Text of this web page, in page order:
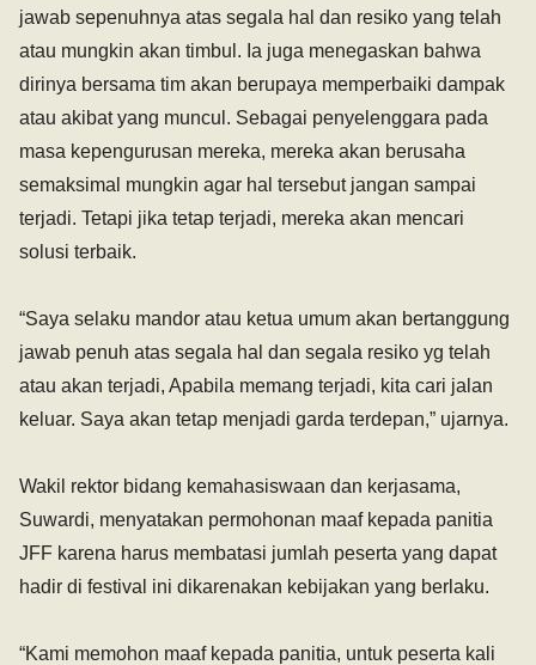
jawab sepenuhnya atas segala hal dan resiko yang telah
atau mungkin akan timbul. Ia juga menegaskan bahwa
dirinya bersama tim akan berupaya memperbaiki dampak
atau akibat yang muncul. Sebagai penyelenggara pada
masa kepengurusan mereka, mereka akan berusaha
semaksimal mungkin agar hal tersebut jangan sampai
terjadi. Tetapi jika tetap terjadi, mereka akan mencari
solusi terbaik.
‎“Saya selaku mandor atau ketua umum akan bertanggung
jawab penuh atas segala hal dan segala resiko yg telah
atau akan terjadi, Apabila memang terjadi, kita cari jalan
keluar. Saya akan tetap menjadi garda terdepan,” ujarnya.
‎Wakil rektor bidang kemahasiswaan dan kerjasama,
Suwardi, menyatakan permohonan maaf kepada panitia
JFF karena harus membatasi jumlah peserta yang dapat
hadir di festival ini dikarenakan kebijakan yang berlaku.
‎“Kami memohon maaf kepada panitia, untuk peserta kali